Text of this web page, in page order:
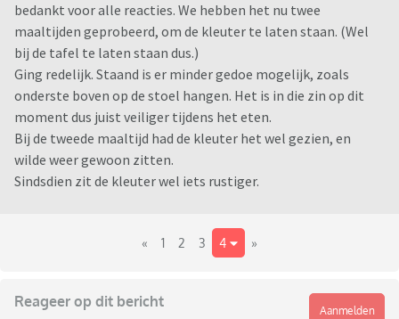
bedankt voor alle reacties. We hebben het nu twee
maaltijden geprobeerd, om de kleuter te laten staan. (Wel
bij de tafel te laten staan dus.)
Ging redelijk. Staand is er minder gedoe mogelijk, zoals
onderste boven op de stoel hangen. Het is in die zin op dit
moment dus juist veiliger tijdens het eten.
Bij de tweede maaltijd had de kleuter het wel gezien, en
wilde weer gewoon zitten.
Sindsdien zit de kleuter wel iets rustiger.
« 1 2 3 4 »
Reageer op dit bericht
Aanmelden